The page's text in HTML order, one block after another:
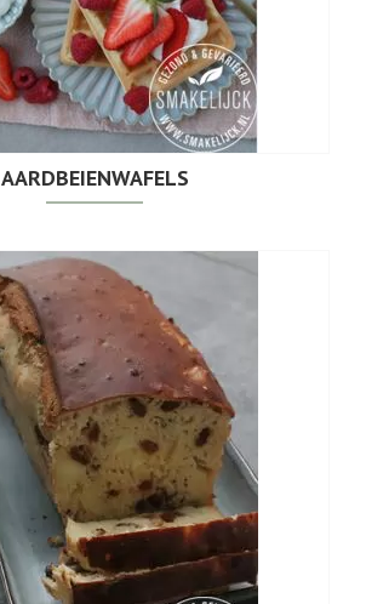
AARDBEIENWAFELS